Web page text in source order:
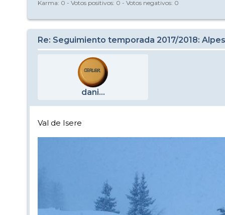
Karma: 0 - Votos positivos: 0 - Votos negativos: 0
Re: Seguimiento temporada 2017/2018:
dani...
Val de Isere